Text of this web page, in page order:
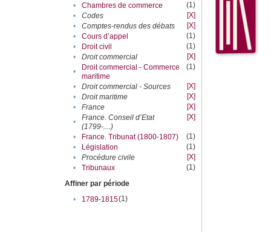
•
Chambres de commerce
(1)
•
Codes
[X]
•
Comptes-rendus des débats
[X]
•
Cours d’appel
(1)
•
Droit civil
(1)
•
Droit commercial
[X]
•
Droit commercial - Commerce
maritime
(1)
• Droit commercial - Sources
[X]
•
Droit maritime
[X]
•
France
[X]
•
France. Conseil d’Etat
(1799-....)
[X]
• France. Tribunat (1800-1807)
(1)
•
Législation
(1)
•
Procédure civile
[X]
•
Tribunaux
(1)
Affiner par période
•
1789-1815(1)